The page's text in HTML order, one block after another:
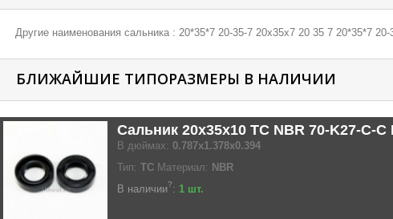
Другие наименования сальника : 20*35*7 20-35-7 20х35х7 20 35 7 20*35*7
БЛИЖАЙШИЕ ТИПОРАЗМЕРЫ В НАЛИЧИИ
Сальник 20x35x10 TC NBR 70-K27-C-C
В дюймах: 0.787x1.378x0.394
Тип: TC Материал: NBR
В наличии?: 1 шт.